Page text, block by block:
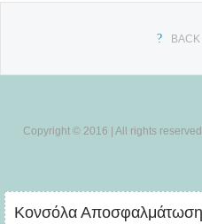
BACK
Copyright © 2016 | All rights
Κονσόλα